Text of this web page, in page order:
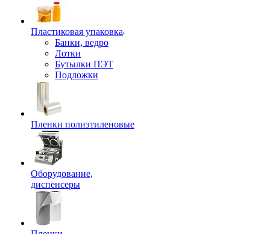
Пластиковая упаковка
Банки, ведро
Лотки
Бутылки ПЭТ
Подложки
Пленки полиэтиленовые
Оборудование,
диспенсеры